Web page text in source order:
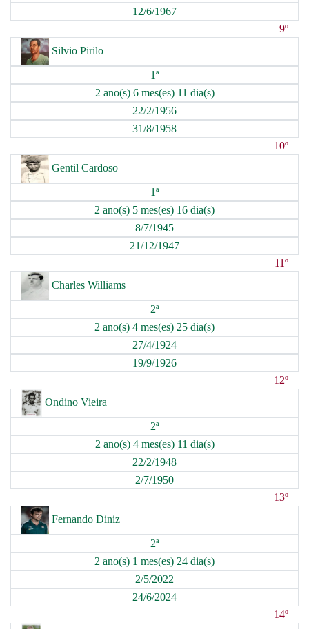
12/6/1967
9º
Silvio Pirilo
1ª
2 ano(s) 6 mes(es) 11 dia(s)
22/2/1956
31/8/1958
10º
Gentil Cardoso
1ª
2 ano(s) 5 mes(es) 16 dia(s)
8/7/1945
21/12/1947
11º
Charles Williams
2ª
2 ano(s) 4 mes(es) 25 dia(s)
27/4/1924
19/9/1926
12º
Ondino Vieira
2ª
2 ano(s) 4 mes(es) 11 dia(s)
22/2/1948
2/7/1950
13º
Fernando Diniz
2ª
2 ano(s) 1 mes(es) 24 dia(s)
2/5/2022
24/6/2024
14º